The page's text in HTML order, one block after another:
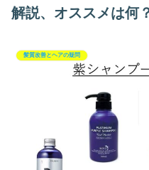
解説、オススメは何
髪質改善とヘアの疑問